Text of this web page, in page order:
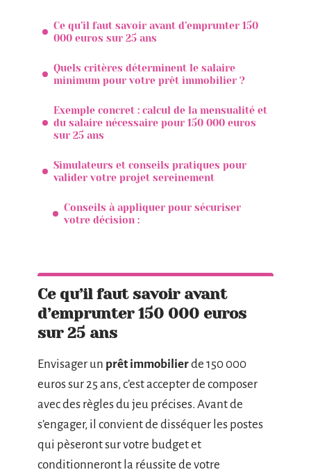
Ce qu’il faut savoir avant d’emprunter 150
000 euros sur 25 ans
Quels critères déterminent le salaire
minimum pour votre prêt immobilier ?
Exemple concret : calcul de la mensualité et
du salaire nécessaire pour 150 000 euros
sur 25 ans
Simulateurs et conseils pratiques pour
valider votre projet sereinement
Conseils à appliquer pour sécuriser
votre décision :
Ce qu’il faut savoir avant
d’emprunter 150 000 euros
sur 25 ans
Envisager un prêt immobilierde 150 000
euros sur 25 ans, c’est accepter de composer
avec des règles du jeu précises. Avant de
s’engager, il convient de disséquer les postes
qui pèseront sur votre budget et
conditionneront la réussite de votre